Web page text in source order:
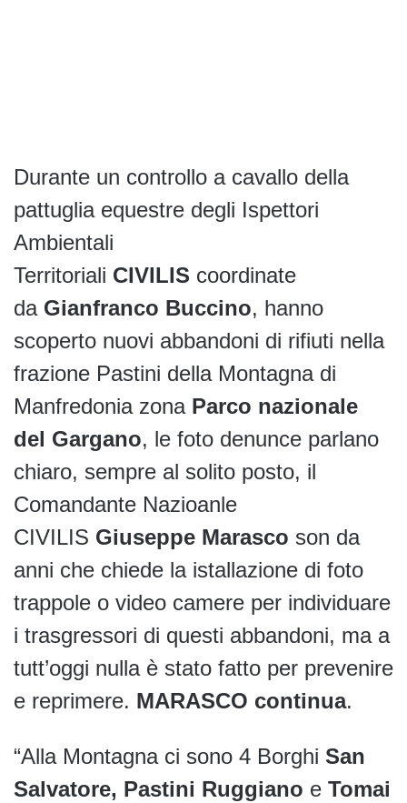
Durante un controllo a cavallo della
pattuglia equestre degli Ispettori
Ambientali
Territoriali CIVILIS coordinate
da Gianfranco Buccino, hanno
scoperto nuovi abbandoni di rifiuti nella
frazione Pastini della Montagna di
Manfredonia zona Parco nazionale
del Gargano, le foto denunce parlano
chiaro, sempre al solito posto, il
Comandante Nazioanle
CIVILIS Giuseppe Marasco son da
anni che chiede la istallazione di foto
trappole o video camere per individuare
i trasgressori di questi abbandoni, ma a
tutt’oggi nulla è stato fatto per prevenire
e reprimere. MARASCO continua.
“Alla Montagna ci sono 4 Borghi San
Salvatore, Pastini Ruggiano e Tomai